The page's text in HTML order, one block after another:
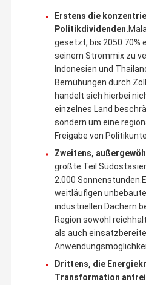
Erstens die
Politikdividenden.
gesetzt, bis 2050 70%
seinem Strommix zu
Indonesien und
Bemühungen durch
handelt sich hierbei
einzelnes Land
sondern um eine
Freigabe von
Zweitens,
größte Teil
2.000
weitläufigen
industriellen Dächern
Region sowohl
als auch einsatzbereite
Drittens, die
Transformation